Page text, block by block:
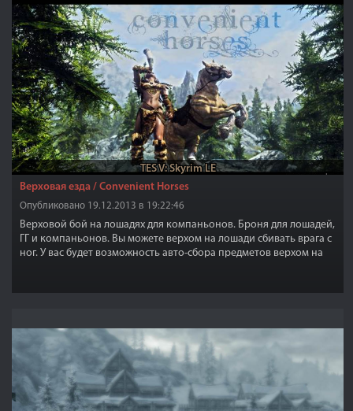
TES V: Skyrim LE
Верховая езда / Convenient Horses
Опубликовано 19.12.2013 в 19:22:46
Верховой бой на лошадях для компаньонов. Броня для лошадей,
ГГ и компаньонов. Вы можете верхом на лошади сбивать врага с
ног. У вас будет возможность авто-сбора предметов верхом на